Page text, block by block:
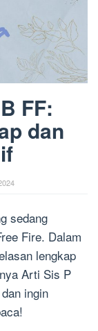
FF:
dan
sedang
Fire. Dalam
lengkap
Arti Sis P
ingin